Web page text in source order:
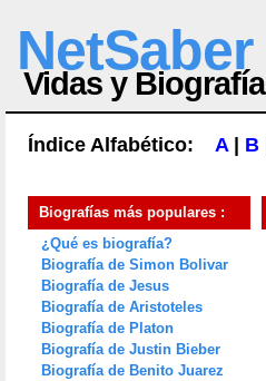
NetSaber
Vidas y
Índice Alfabético: A| B
Biografías más populares :
¿Qué es biografía?
Biografía de Simon Bolivar
Biografía de Jesus
Biografía de Aristoteles
Biografía de Platon
Biografía de Justin Bieber
Biografía de Benito Juarez